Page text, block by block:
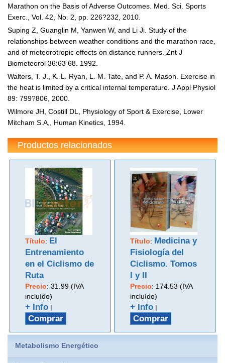
Marathon on the Basis of Adverse Outcomes. Med. Sci. Sports
Exerc., Vol. 42, No. 2, pp. 226?232, 2010.
Suping Z, Guanglin M, Yanwen W, and Li Ji. Study of the
relationships between weather conditions and the marathon race,
and of meteorotropic effects on distance runners. Znt J
Biometeorol 36:63 68. 1992.
Walters, T. J., K. L. Ryan, L. M. Tate, and P. A. Mason. Exercise in
the heat is limited by a critical internal temperature. J Appl Physiol
89: 799?806, 2000.
Wilmore JH, Costill DL, Physiology of Sport & Exercise, Lower
Mitcham S.A,, Human Kinetics, 1994.
Productos relacionados
Título: El
Entrenamiento
en el Ciclismo de
Ruta
Precio:31.99 (IVA
incluído)
+ Info |
Comprar
Título: Medicina y
Fisiología del
Ciclismo. Tomos
I y II
Precio: 174.53 (IVA
incluído)
+ Info |
Comprar
Metabolismo Energético